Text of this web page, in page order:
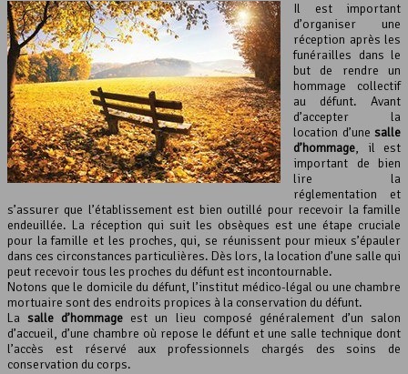
Il est important
d’organiser une
réception après les
funérailles dans le
but de rendre un
hommage collectif
au défunt. Avant
d’accepter la
location d’une salle
d’hommage, il est
important de bien
lire la
réglementation et
s’assurer que l’établissement est bien outillé pour recevoir la famille
endeuillée. La réception qui suit les obsèques est une étape cruciale
pour la famille et les proches, qui, se réunissent pour mieux s’épauler
dans ces circonstances particulières. Dès lors, la location d’une salle qui
peut recevoir tous les proches du défunt est incontournable.
Notons que le domicile du défunt, l’institut médico-légal ou une chambre
mortuaire sont des endroits propices à la conservation du défunt.
Lasalle d’hommage est un lieu composé généralement d’un salon
d’accueil, d’une chambre où repose le défunt et une salle technique dont
l’accès est réservé aux professionnels chargés des soins de
conservation du corps.